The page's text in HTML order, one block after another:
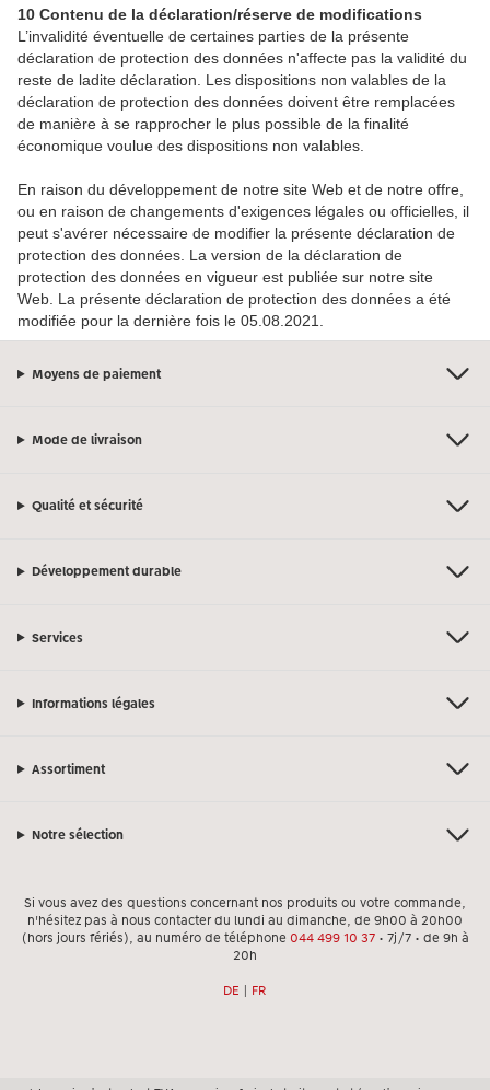
10 Contenu de la déclaration/réserve de modifications
L’invalidité éventuelle de certaines parties de la présente
déclaration de protection des données n'affecte pas la validité du
reste de ladite déclaration. Les dispositions non valables de la
déclaration de protection des données doivent être remplacées
de manière à se rapprocher le plus possible de la finalité
économique voulue des dispositions non valables.
En raison du développement de notre site Web et de notre offre,
ou en raison de changements d'exigences légales ou officielles, il
peut s'avérer nécessaire de modifier la présente déclaration de
protection des données. La version de la déclaration de
protection des données en vigueur est publiée sur notre site
Web. La présente déclaration de protection des données a été
modifiée pour la dernière fois le 05.08.2021.
Moyens de paiement
Mode de livraison
Qualité et sécurité
Développement durable
Services
Informations légales
Assortiment
Notre sélection
Si vous avez des questions concernant nos produits ou votre commande,
n'hésitez pas à nous contacter du lundi au dimanche, de 9h00 à 20h00
(hors jours fériés), au numéro de téléphone 044 499 10 37• 7j/7 • de 9h à
20h
DE | FR